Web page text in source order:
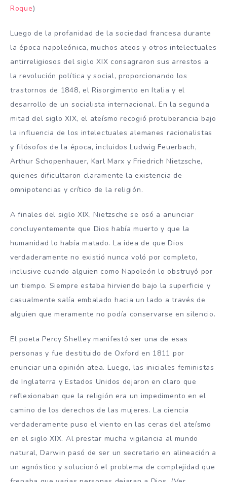
Roque)
Luego de la profanidad de la sociedad francesa durante
la época napoleónica, muchos ateos y otros intelectuales
antirreligiosos del siglo XIX consagraron sus arrestos a
la revolución política y social, proporcionando los
trastornos de 1848, el Risorgimento en Italia y el
desarrollo de un socialista internacional. En la segunda
mitad del siglo XIX, el ateísmo recogió protuberancia bajo
la influencia de los intelectuales alemanes racionalistas
y filósofos de la época, incluidos Ludwig Feuerbach,
Arthur Schopenhauer, Karl Marx y Friedrich Nietzsche,
quienes dificultaron claramente la existencia de
omnipotencias y crítico de la religión.
A finales del siglo XIX, Nietzsche se osó a anunciar
concluyentemente que Dios había muerto y que la
humanidad lo había matado. La idea de que Dios
verdaderamente no existió nunca voló por completo,
inclusive cuando alguien como Napoleón lo obstruyó por
un tiempo. Siempre estaba hirviendo bajo la superficie y
casualmente salía embalado hacia un lado a través de
alguien que meramente no podía conservarse en silencio.
El poeta Percy Shelley manifestó ser una de esas
personas y fue destituido de Oxford en 1811 por
enunciar una opinión atea. Luego, las iniciales feministas
de Inglaterra y Estados Unidos dejaron en claro que
reflexionaban que la religión era un impedimento en el
camino de los derechos de las mujeres. La ciencia
verdaderamente puso el viento en las ceras del ateísmo
en el siglo XIX. Al prestar mucha vigilancia al mundo
natural, Darwin pasó de ser un secretario en alineación a
un agnóstico y solucionó el problema de complejidad que